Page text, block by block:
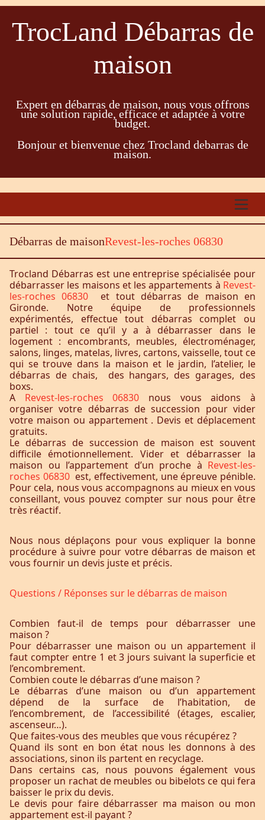
TrocLand Débarras de
maison
Expert en débarras de maison, nous vous offrons
une solution rapide, efficace et adaptée à votre
budget.
Bonjour et bienvenue chez Trocland debarras de
maison.
Débarras de maisonRevest-les-roches 06830
Trocland Débarras est une entreprise spécialisée pour
débarrasser les maisons et les appartements à Revest-
les-roches 06830 et tout débarras de maison en
Gironde. Notre équipe de professionnels
expérimentés, effectue tout débarras complet ou
partiel : tout ce qu’il y a à débarrasser dans le
logement : encombrants, meubles, électroménager,
salons, linges, matelas, livres, cartons, vaisselle, tout ce
qui se trouve dans la maison et le jardin, l’atelier, le
débarras de chais, des hangars, des garages, des
boxs.
A Revest-les-roches 06830 nous vous aidons à
organiser votre débarras de succession pour vider
votre maison ou appartement . Devis et déplacement
gratuits.
Le débarras de succession de maison est souvent
difficile émotionnellement. Vider et débarrasser la
maison ou l’appartement d’un proche à Revest-les-
roches 06830 est, effectivement, une épreuve pénible.
Pour cela, nous vous accompagnons au mieux en vous
conseillant, vous pouvez compter sur nous pour être
très réactif.
Nous nous déplaçons pour vous expliquer la bonne
procédure à suivre pour votre débarras de maison et
vous fournir un devis juste et précis.
Questions / Réponses sur le débarras de maison
Combien faut-il de temps pour débarrasser une
maison ?
Pour débarrasser une maison ou un appartement il
faut compter entre 1 et 3 jours suivant la superficie et
l’encombrement.
Combien coute le débarras d’une maison ?
Le débarras d’une maison ou d’un appartement
dépend de la surface de l’habitation, de
l’encombrement, de l’accessibilité (étages, escalier,
ascenseur…).
Que faites-vous des meubles que vous récupérez ?
Quand ils sont en bon état nous les donnons à des
associations, sinon ils partent en recyclage.
Dans certains cas, nous pouvons également vous
proposer un rachat de meubles ou bibelots ce qui fera
baisser le prix du devis.
Le devis pour faire débarrasser ma maison ou mon
appartement est-il payant ?